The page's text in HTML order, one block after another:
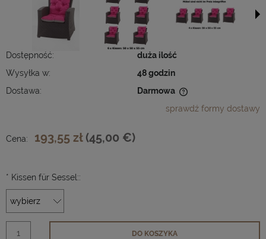
Dostępność:
duża ilość
Wysyłka w:
48 godzin
Dostawa:
Darmowa
sprawdź formy dostawy
Cena: 193,55 zł (45,00 €)
* Kissen für Sessel::
DO KOSZYKA